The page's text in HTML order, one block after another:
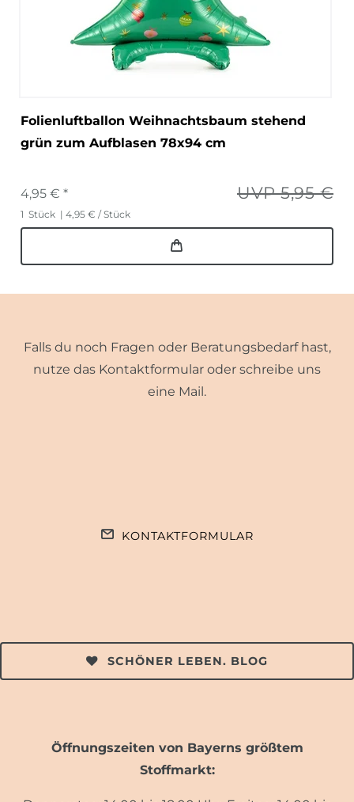
Folienluftballon Weihnachtsbaum stehend
grün zum Aufblasen 78x94 cm
UVP 5,95 €
4,95 € *
1 Stück | 4,95 € / Stück
Falls du noch Fragen oder Beratungsbedarf hast,
nutze das Kontaktformular oder schreibe uns
eine Mail.
KONTAKTFORMULAR
SCHÖNER LEBEN. BLOG
Öffnungszeiten von Bayerns größtem
Stoffmarkt: